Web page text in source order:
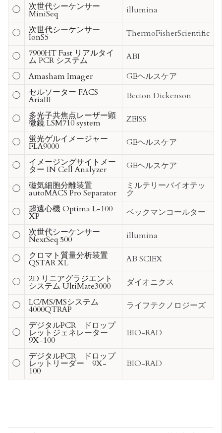
◯ 次世代シーケンサー
MiniSeq illumina
◯ 次世代シーケンサー
IonS5 ThermoFisherScientific
◯ 7900HT Fast リアルタイ
ム PCR システム
ABI
◯
Amasham Imager
GEヘルスケア
◯
セルソーター FACS
AriaIII Becton Dickenson
◯ 多光子共焦点レーザー顕
微鏡 LSM710 system ZEISS
◯ 蛍光ゲルイメージャー
FLA9000 GEヘルスケア
◯ イメージングサイトメー
ター IN Cell Analyzer GEヘルスケア
◯ 磁気細胞分離装置
autoMACS Pro Separator
ミルテリーバイオテッ
ク
◯
超遠心機 Optima L-100
XP ベックマンコールター
◯ 次世代シーケンサー
NextSeq 500 illumina
◯ クロマト質量分析装置
QSTAR XL AB SCIEX
◯ 2D リニアグラジエント
システム UltiMate3000 ダイオニクス
◯ LC/MS/MSシステム
4000QTRAP ライフテクノロジーズ
◯
デジタルPCR ドロップ
レットジェネレーター
9X-100
BIO-RAD
◯
デジタルPCR ドロップ
レットリーダー 9X-
100
BIO-RAD